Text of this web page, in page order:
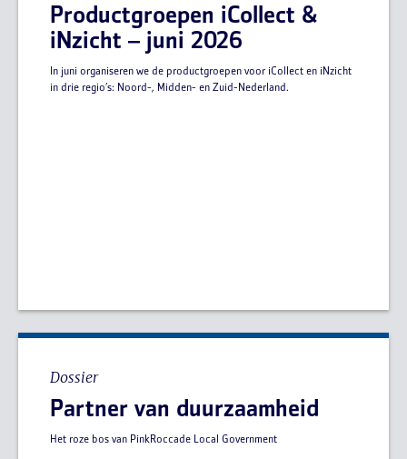
Productgroepen iCollect &
iNzicht – juni 2026
In juni organiseren we de productgroepen voor iCollect en iNzicht
in drie regio’s: Noord-, Midden- en Zuid-Nederland.
Dossier
Partner van duurzaamheid
Het roze bos van PinkRoccade Local Government